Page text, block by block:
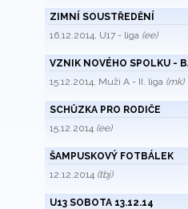
ZIMNÍ SOUSTŘEDĚNÍ
16.12.2014, U17 - liga (ee)
VZNIK NOVÉHO SPOLKU -
15.12.2014, Muži A - II. liga (mk)
SCHŮZKA PRO RODIČE
15.12.2014 (ee)
ŠAMPUSKOVÝ FOTBÁLEK
12.12.2014 (tbj)
U13 SOBOTA 13.12.14